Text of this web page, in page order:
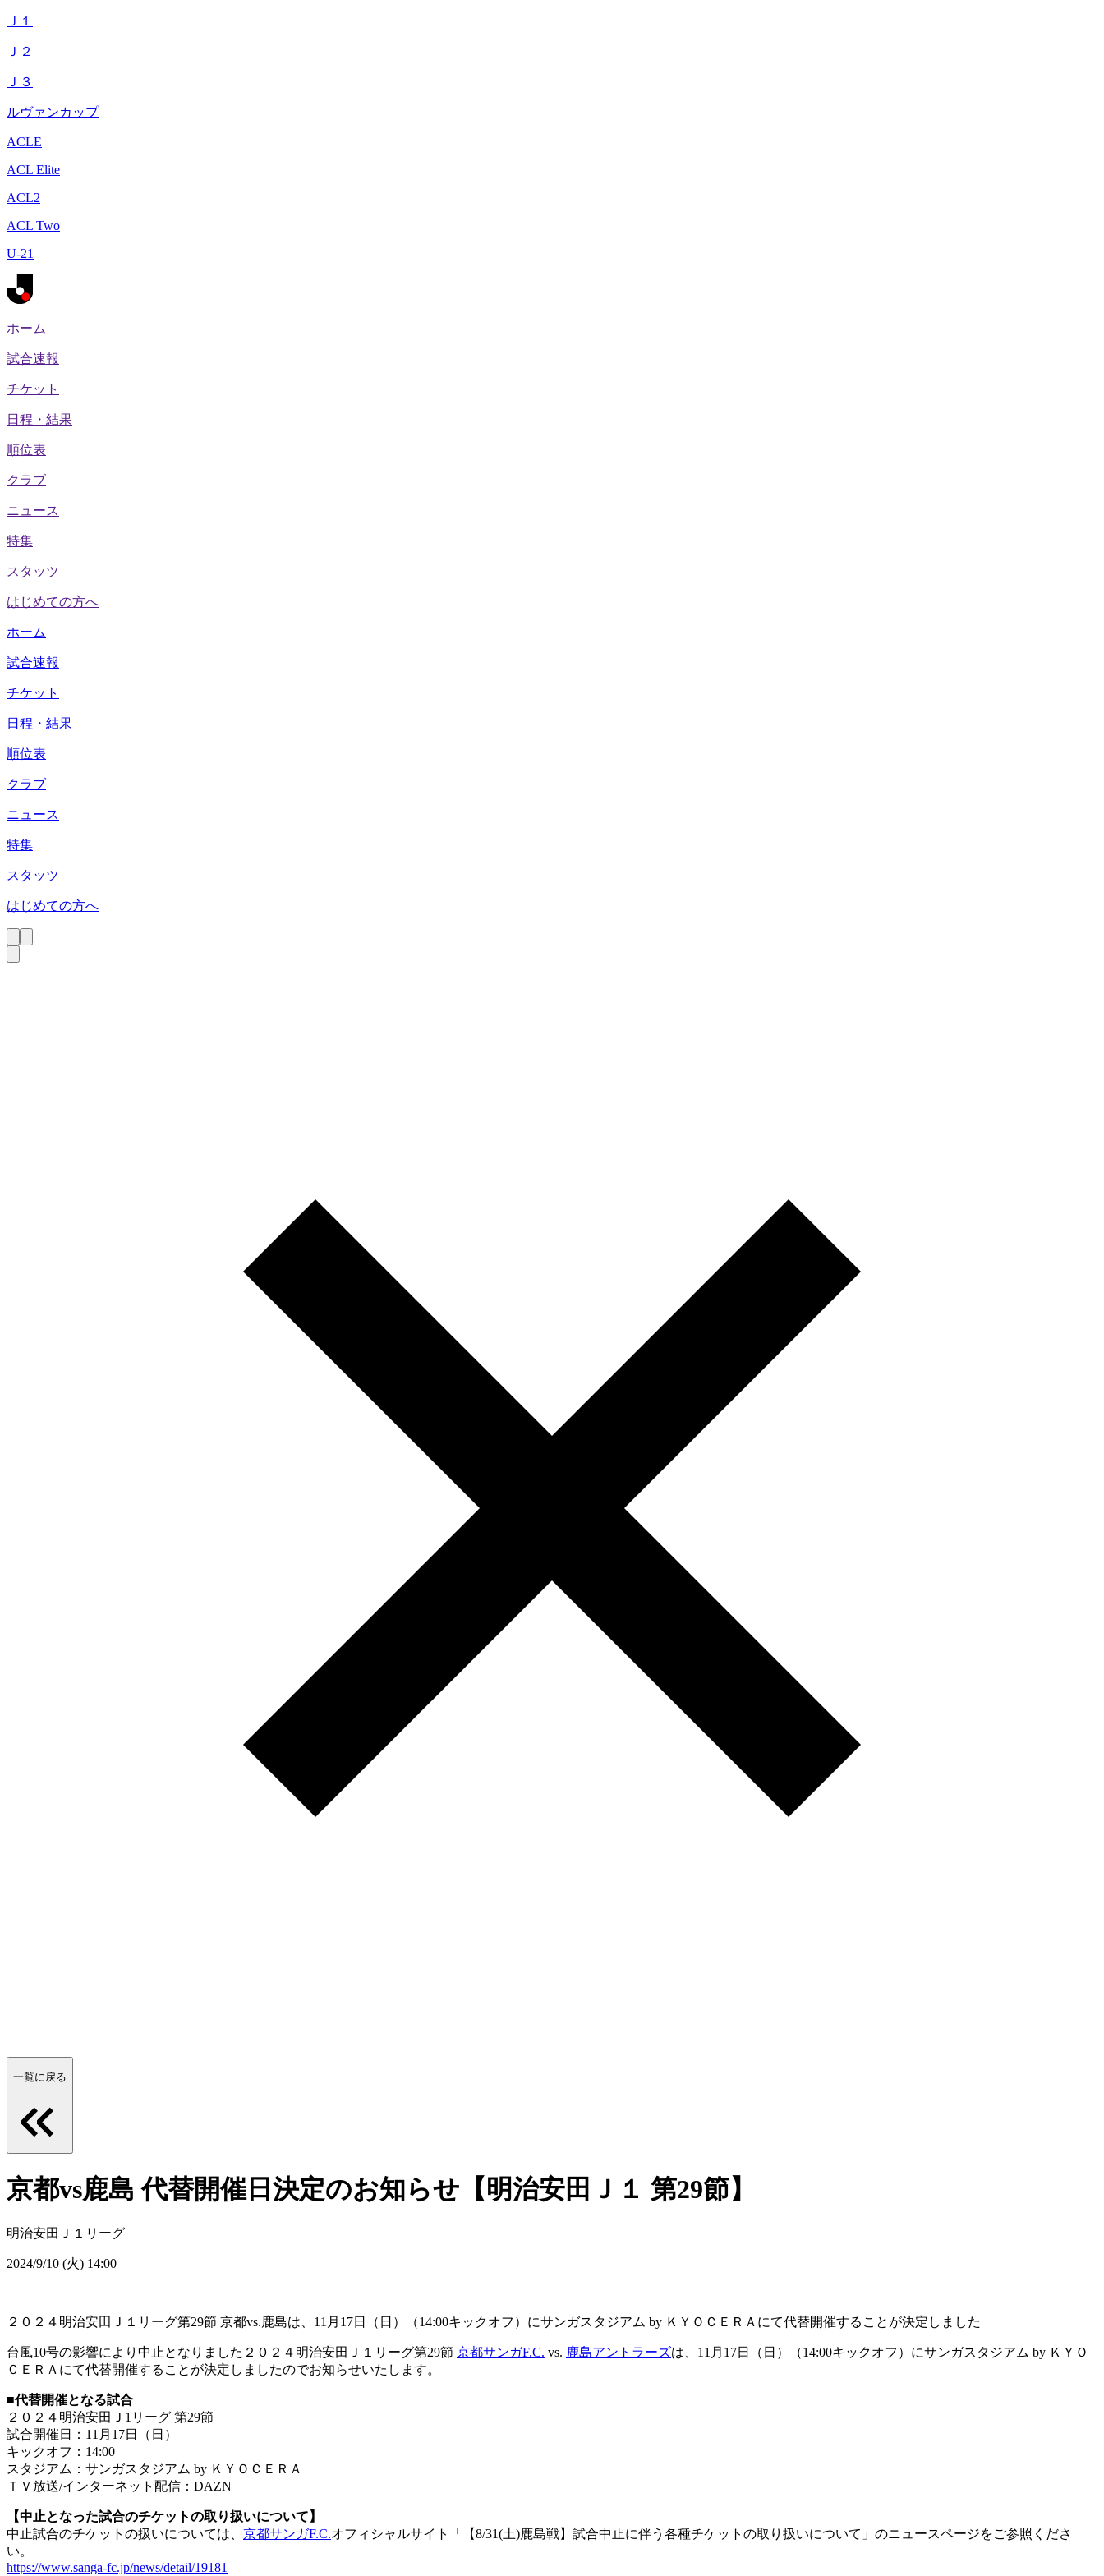
Ｊ１
Ｊ２
Ｊ３
ルヴァンカップ
ACLE
ACL Elite
ACL2
ACL Two
U-21
ホーム
試合速報
チケット
日程・結果
順位表
クラブ
ニュース
特集
スタッツ
はじめての方へ
ホーム
試合速報
チケット
日程・結果
順位表
クラブ
ニュース
特集
スタッツ
はじめての方へ
一覧に戻る
京都vs鹿島 代替開催日決定のお知らせ【明治安田Ｊ１ 第29節】
明治安田Ｊ１リーグ
2024/9/10 (火) 14:00
２０２４明治安田Ｊ１リーグ第29節 京都vs.鹿島は、11月17日（日）（14:00キックオフ）にサンガスタジアム by ＫＹＯＣＥＲＡにて代替開催することが決定しました
台風10号の影響により中止となりました２０２４明治安田Ｊ１リーグ第29節 京都サンガF.C. vs. 鹿島アントラーズは、11月17日（日）（14:00キックオフ）にサンガスタジアム by ＫＹＯ
ＣＥＲＡにて代替開催することが決定しましたのでお知らせいたします。
■代替開催となる試合
２０２４明治安田Ｊ1リーグ 第29節
試合開催日：11月17日（日）
キックオフ：14:00
スタジアム：サンガスタジアム by ＫＹＯＣＥＲＡ
ＴＶ放送/インターネット配信：DAZN
【中止となった試合のチケットの取り扱いについて】
中止試合のチケットの扱いについては、 京都サンガF.C.オフィシャルサイト「【8/31(土)鹿島戦】試合中止に伴う各種チケットの取り扱いについて」のニュースページをご参照くださ
い。
https://www.sanga-fc.jp/news/detail/19181